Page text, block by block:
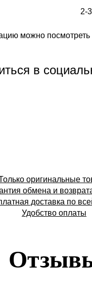
2-
можно посмотреть
в
оригинальные
обмена и
доставка по
Удобство оплаты